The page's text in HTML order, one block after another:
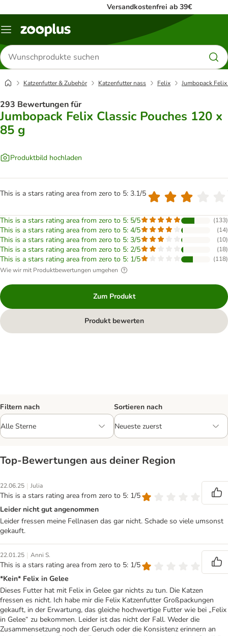
Versandkostenfrei ab 39€
Menü
Produkte
suchen
Katzenfutter & Zubehör Katzenfutter nass Felix Jumbopack
293 Bewertungen für
Jumbopack Felix Classic Pouches 120 x
85 g
Produktbild hochladen
This is a stars rating area from zero to 5: 3.1/5
This is a stars rating area from zero to 5: 5/5 (133)
This is a stars rating area from zero to 5: 4/5 (14)
This is a stars rating area from zero to 5: 3/5 (10)
This is a stars rating area from zero to 5: 2/5 (18)
This is a stars rating area from zero to 5: 1/5 (118)
Wie wir mit Produktbewertungen umgehen
Zum Produkt
Produkt bewerten
Filtern nach Sortieren nach
Top‑Bewertungen aus deiner Region
22.06.25 | Julia
This is a stars rating area from zero to 5: 1/5
Leider nicht gut angenommen
Leider fressen meine Fellnasen das gar nicht. Schade so viele umsonst
gekauft.
22.01.25 | Anni S.
This is a stars rating area from zero to 5: 1/5
*Kein* Felix in Gelee
Dieses Futter hat mit Felix in Gelee gar nichts zu tun. Die Katzen
fressen es nicht. Ich habe mir die Felix Katzenfutter Großpackungen
gekauft, in der Erwartung, das gleiche hochwertige Futter wie bei „Felix
in Gelee“ zu bekommen. Leider ist das nicht der Fall. Weder die
Zusammensetzung noch der Geruch oder die Konsistenz erinnern an